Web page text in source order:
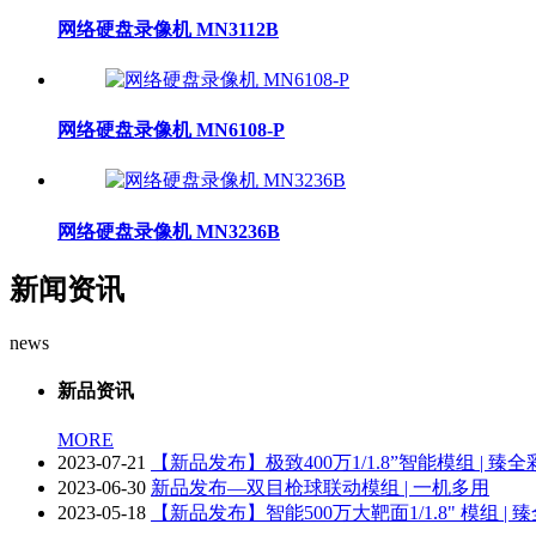
网络硬盘录像机 MN3112B
网络硬盘录像机 MN6108-P
网络硬盘录像机 MN3236B
新闻资讯
news
新品资讯
MORE
2023-07-21
【新品发布】极致400万1/1.8”智能模组 | 臻全
2023-06-30 新品发布—双目枪球联动模组 | 一机多用
2023-05-18
【新品发布】智能500万大靶面1/1.8" 模组 |